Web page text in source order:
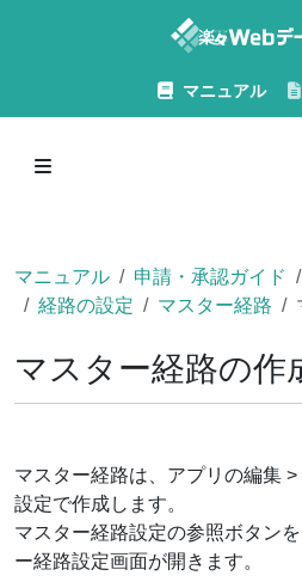
マニュアル
マニュアル 申請・承認ガイド
経路の設定
マスター経路
マスター経路の作
マスター経路は、アプリの編集
設定で作成します。
マスター経路設定の参照ボタン
ー経路設定画面が開きます。